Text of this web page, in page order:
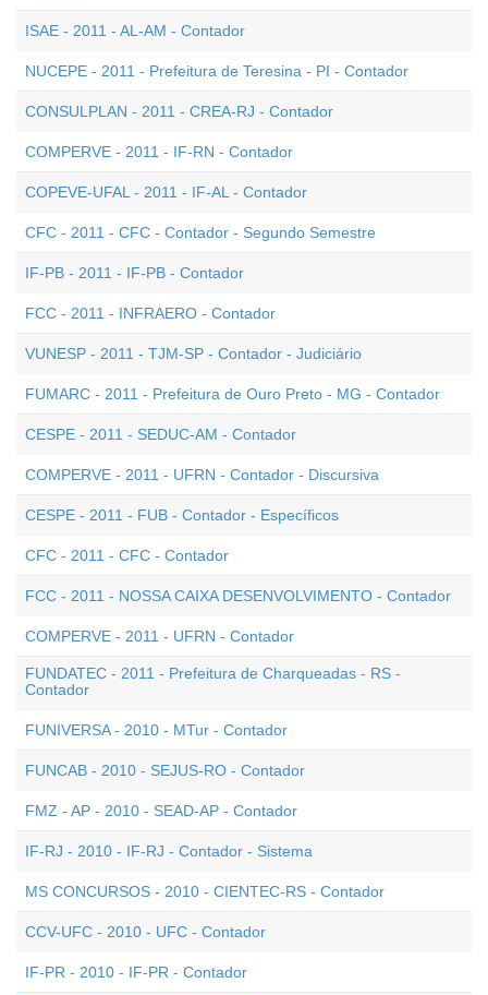
ISAE - 2011 - AL-AM - Contador
NUCEPE - 2011 - Prefeitura de Teresina - PI - Contador
CONSULPLAN - 2011 - CREA-RJ - Contador
COMPERVE - 2011 - IF-RN - Contador
COPEVE-UFAL - 2011 - IF-AL - Contador
CFC - 2011 - CFC - Contador - Segundo Semestre
IF-PB - 2011 - IF-PB - Contador
FCC - 2011 - INFRAERO - Contador
VUNESP - 2011 - TJM-SP - Contador - Judiciário
FUMARC - 2011 - Prefeitura de Ouro Preto - MG - Contador
CESPE - 2011 - SEDUC-AM - Contador
COMPERVE - 2011 - UFRN - Contador - Discursiva
CESPE - 2011 - FUB - Contador - Específicos
CFC - 2011 - CFC - Contador
FCC - 2011 - NOSSA CAIXA DESENVOLVIMENTO - Contador
COMPERVE - 2011 - UFRN - Contador
FUNDATEC - 2011 - Prefeitura de Charqueadas - RS -
Contador
FUNIVERSA - 2010 - MTur - Contador
FUNCAB - 2010 - SEJUS-RO - Contador
FMZ - AP - 2010 - SEAD-AP - Contador
IF-RJ - 2010 - IF-RJ - Contador - Sistema
MS CONCURSOS - 2010 - CIENTEC-RS - Contador
CCV-UFC - 2010 - UFC - Contador
IF-PR - 2010 - IF-PR - Contador